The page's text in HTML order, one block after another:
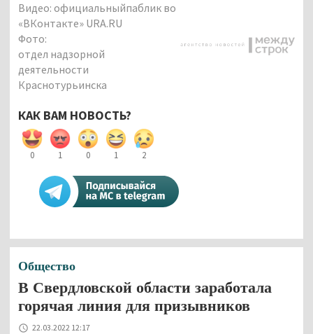
Видео: официальныйпаблик во
«ВКонтакте» URA.RU
Фото:
отдел надзорной
деятельности
Краснотурьинска
КАК ВАМ НОВОСТЬ?
0 1 0 1 2
Общество
В Свердловской области заработала
горячая линия для призывников
22.03.2022 12:17